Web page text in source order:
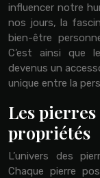
influencer notre
nos jours, la
bien-être
C’est ainsi que
devenus un
unique entre la
Les
propriétés
L’univers des
Chaque pierre